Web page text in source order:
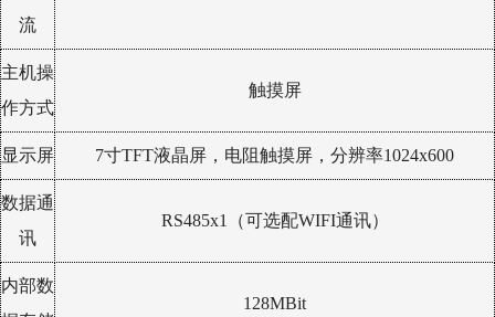
流
主机操
作方式
触摸屏
显示屏 7寸TFT液晶屏，电阻触摸屏，分辨率1024x600
数据通
讯
RS485x1（可选配WIFI通讯）
内部数
128MBit